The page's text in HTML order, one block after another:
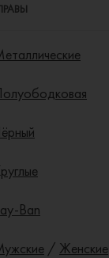
Ban
/ Женские